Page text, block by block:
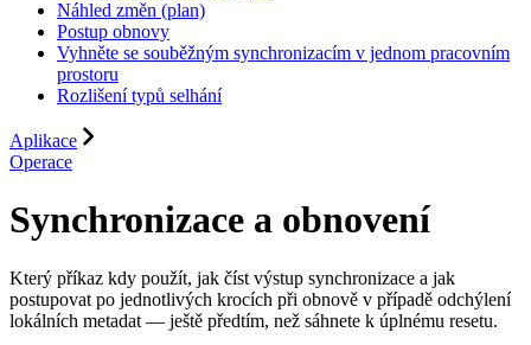
Náhled změn (plan)
Postup obnovy
Vyhněte se souběžným synchronizacím v jednom pracovním
prostoru
Rozlišení typů selhání
Aplikace
Operace
Synchronizace a obnovení
Který příkaz kdy použít, jak číst výstup synchronizace a jak
postupovat po jednotlivých krocích při obnově v případě odchýlení
lokálních metadat — ještě předtím, než sáhnete k úplnému resetu.